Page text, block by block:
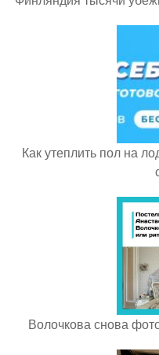
Как утеплить пол на
Волочкова снова